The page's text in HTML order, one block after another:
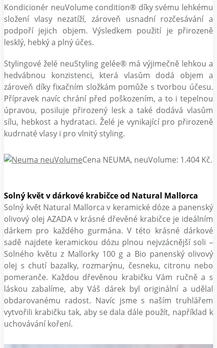
Kondicionér neuVolume condition® díky svému lehkému
složení vlasy nezatíží, zároveň usnadní rozčesávání a
podpoří jejich objem. Výsledkem použití je přirozeně
lesklý, hebký a plný účes.
Stylingové želé neuStyling gelée® má výjimečně lehkou a
hedvábnou konzistenci, která vlasům dodá objem a
zároveň díky fixačním složkám pomůže s tvorbou účesu.
Přípravek navíc chrání před poškozením, a to i tepelnou
úpravou, posiluje přirozený lesk a také dodává vlasům
sílu, hebkost a hydrataci. Želé je vynikající pro přirozeně
kudrnaté vlasy i pro vlnitý styling.
Cena NEUMA, neuVolume: 1.404 Kč.
Solný květ v dárkové krabičce od Natural Mallorca
Solný květ Natural Mallorca v keramické dóze a panenský
olivový olej AZADA v krásné dřevěné krabičce je ideálním
dárkem pro každého gurmána. V této krásné dárkové
sadě najdete keramickou dózu plnou nejvzácnější soli –
Solného květu z Mallorky 100 g a Bio panenský olivový
olej s chutí bazalky, rozmarýnu, česneku, citronu nebo
pomeranče. Každou dřevěnou krabičku Vám ručně a s
láskou zabalíme, aby Váš dárek byl originální a udělal
obdarovanému radost. Navíc jsme s naším truhlářem
vytvořili krabičku tak, aby se dala dále použít, například k
uchovávání koření.